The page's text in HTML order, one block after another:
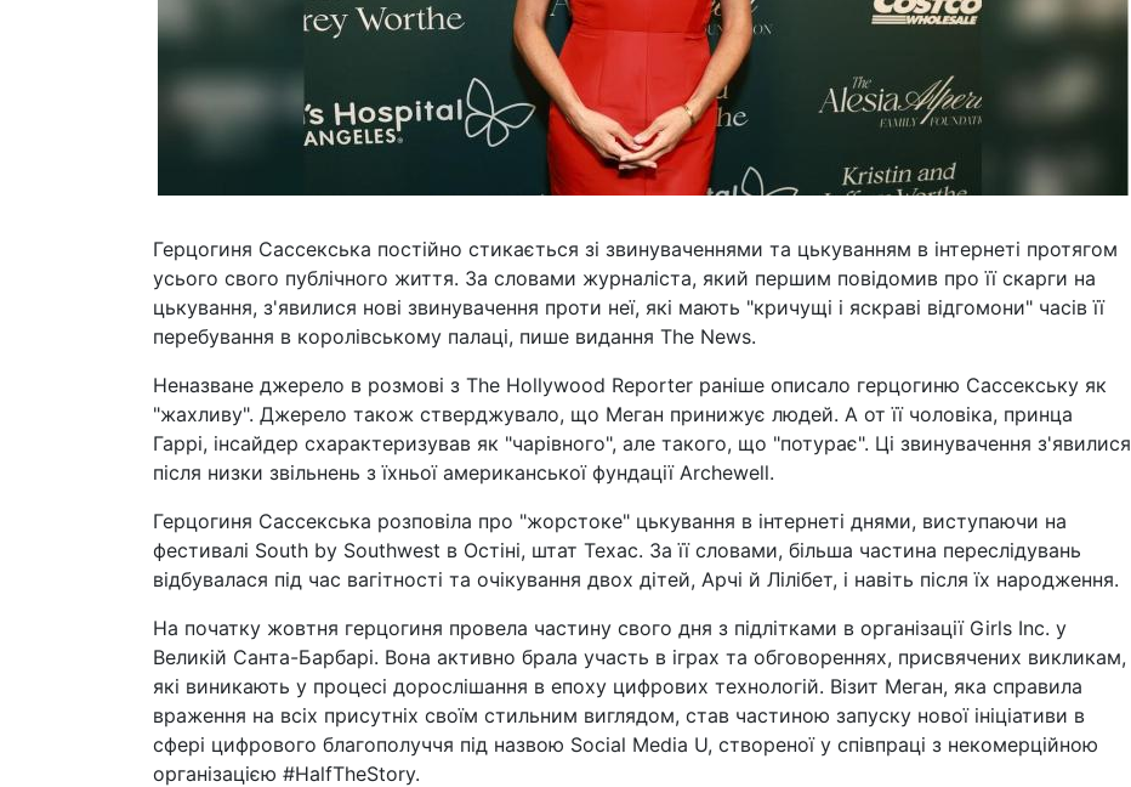
Герцогиня Сассекська постійно стикається зі звинуваченнями та цькуванням в інтернеті протягом
усього свого публічного життя. За словами журналіста, який першим повідомив про її скарги на
цькування, з'явилися нові звинувачення проти неї, які мають "кричущі і яскраві відгомони" часів її
перебування в королівському палаці, пише видання The News.
Неназване джерело в розмові з The Hollywood Reporter раніше описало герцогиню Сассекську як
"жахливу". Джерело також стверджувало, що Меган принижує людей. А от її чоловіка, принца
Гаррі, інсайдер схарактеризував як "чарівного", але такого, що "потурає". Ці звинувачення з'явилися
після низки звільнень з їхньої американської фундації Archewell.
Герцогиня Сассекська розповіла про "жорстоке" цькування в інтернеті днями, виступаючи на
фестивалі South by Southwest в Остіні, штат Техас. За її словами, більша частина переслідувань
відбувалася під час вагітності та очікування двох дітей, Арчі й Лілібет, і навіть після їх народження.
На початку жовтня герцогиня провела частину свого дня з підлітками в організації Girls Inc. у
Великій Санта-Барбарі. Вона активно брала участь в іграх та обговореннях, присвячених викликам,
які виникають у процесі дорослішання в епоху цифрових технологій. Візит Меган, яка справила
враження на всіх присутніх своїм стильним виглядом, став частиною запуску нової ініціативи в
сфері цифрового благополуччя під назвою Social Media U, створеної у співпраці з некомерційною
організацією #HalfTheStory.